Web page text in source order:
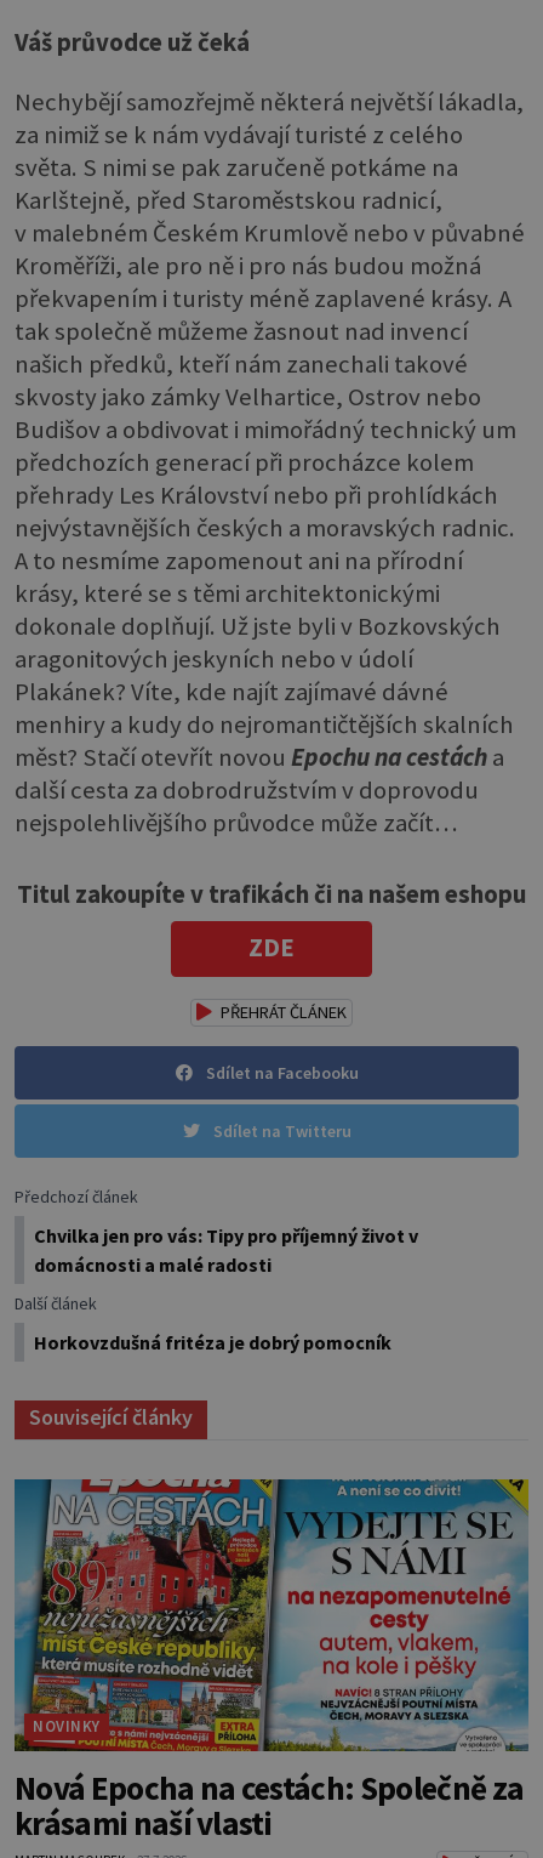
Váš průvodce už čeká
Nechybějí samozřejmě některá největší lákadla,
za nimiž se k nám vydávají turisté z celého
světa. S nimi se pak zaručeně potkáme na
Karlštejně, před Staroměstskou radnicí,
v malebném Českém Krumlově nebo v půvabné
Kroměříži, ale pro ně i pro nás budou možná
překvapením i turisty méně zaplavené krásy. A
tak společně můžeme žasnout nad invencí
našich předků, kteří nám zanechali takové
skvosty jako zámky Velhartice, Ostrov nebo
Budišov a obdivovat i mimořádný technický um
předchozích generací při procházce kolem
přehrady Les Království nebo při prohlídkách
nejvýstavnějších českých a moravských radnic.
A to nesmíme zapomenout ani na přírodní
krásy, které se s těmi architektonickými
dokonale doplňují. Už jste byli v Bozkovských
aragonitových jeskyních nebo v údolí
Plakánek? Víte, kde najít zajímavé dávné
menhiry a kudy do nejromantičtějších skalních
měst? Stačí otevřít novou Epochu na cestácha
další cesta za dobrodružstvím v doprovodu
nejspolehlivějšího průvodce může začít…
Titul zakoupíte v trafikách či na našem eshopu
ZDE
PŘEHRÁT ČLÁNEK
Sdílet na Facebooku
Sdílet na Twitteru
Předchozí článek
Chvilka jen pro vás: Tipy pro příjemný život v
domácnosti a malé radosti
Další článek
Horkovzdušná fritéza je dobrý pomocník
Související články
NOVINKY
Nová Epocha na cestách: Společně za
krásami naší vlasti